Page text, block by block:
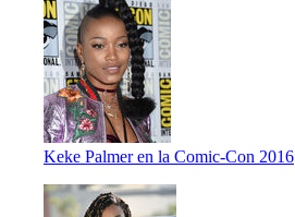
Keke Palmer en la Comic-Con 2016